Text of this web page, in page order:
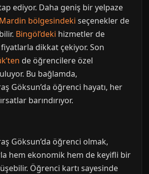
ediyor. Daha geniş bir yelpaze
Mardin bölgesindeki seçenekler de
Bingöl’deki hizmetler de
dikkat çekiyor. Son
de öğrencilere özel
Bu bağlamda,
Göksun’da öğrenci hayatı, her
barındırıyor.
Göksun’da öğrenci olmak,
hem ekonomik hem de keyifli bir
Öğrenci kartı sayesinde